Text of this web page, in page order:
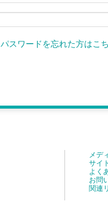
パスワードを忘れた方はこ
メデ
サイ
よく
お問
関連